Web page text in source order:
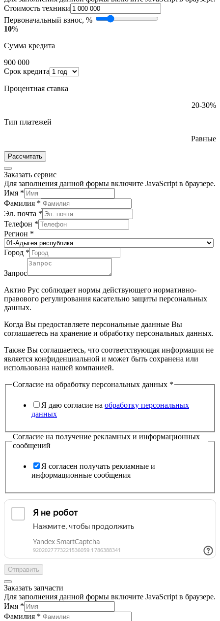
Стоимость техники
Первоначальный взнос, %
10%
Сумма кредита
900 000
Срок кредита
Процентная ставка
20-30%
Тип платежей
Равные
Рассчитать
Заказать сервис
Для заполнения данной формы включите JavaScript в браузере.
Имя *
Фамилия *
Эл. почта *
Телефон *
Регион *
Город *
Запрос
Актио Рус соблюдает нормы действующего нормативно-
правового регулирования касательно защиты персональных
данных.
Когда Вы предоставляете персональные даанные Вы
соглашаетесь на хранение и обработку персональных данных.
Также Вы соглашаетесь, что соответствующая информация не
является конфиденциальной и может быть сохранена или
использована нашей компанией.
Согласие на обработку персональных данных *
Я даю согласие на обработку персональных
данных
Согласие на получение рекламных и информационных
сообщений
Я согласен получать рекламные и
информационные сообщения
Отправить
Заказать запчасти
Для заполнения данной формы включите JavaScript в браузере.
Имя *
Фамилия *